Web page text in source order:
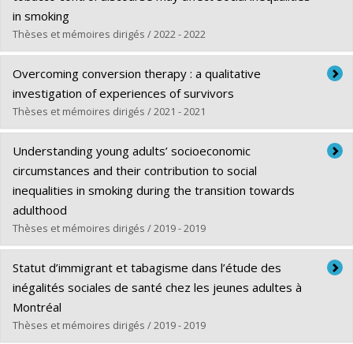
in smoking
Thèses et mémoires dirigés / 2022 - 2022
Diplômé(e) :Lapalme, Josée
Cycle :Doctorat
Diplôme obtenu :Ph. D.
Lien vers le document dans Papyrus
Overcoming conversion therapy : a qualitative
investigation of experiences of survivors
Thèses et mémoires dirigés / 2021 - 2021
Diplômé(e) :Dromer, Elisabeth
Cycle :Maîtrise
Diplôme obtenu :M. Sc.
Lien vers le document dans Papyrus
Understanding young adults’ socioeconomic
circumstances and their contribution to social
inequalities in smoking during the transition towards
adulthood
Thèses et mémoires dirigés / 2019 - 2019
Diplômé(e) :Gagné, Thierry
Cycle :Doctorat
Diplôme obtenu :
Lien vers le document dans Papyrus
Statut d’immigrant et tabagisme dans l’étude des
inégalités sociales de santé chez les jeunes adultes à
Montréal
Thèses et mémoires dirigés / 2019 - 2019